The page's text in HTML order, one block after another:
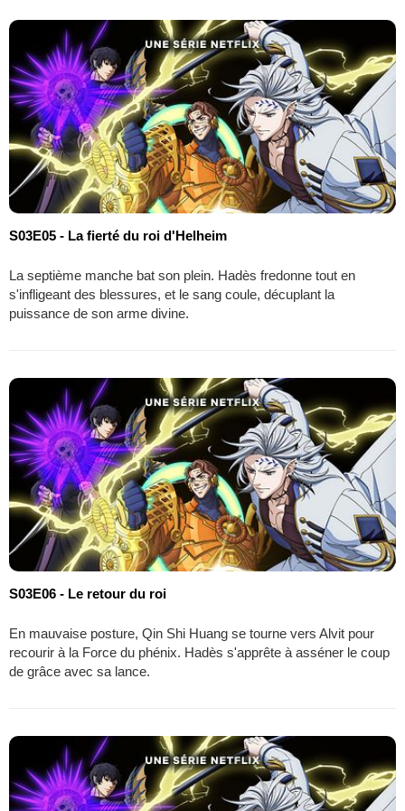
S03E05 - La fierté du roi d'Helheim
La septième manche bat son plein. Hadès fredonne tout en
s'infligeant des blessures, et le sang coule, décuplant la
puissance de son arme divine.
S03E06 - Le retour du roi
En mauvaise posture, Qin Shi Huang se tourne vers Alvit pour
recourir à la Force du phénix. Hadès s'apprête à asséner le coup
de grâce avec sa lance.